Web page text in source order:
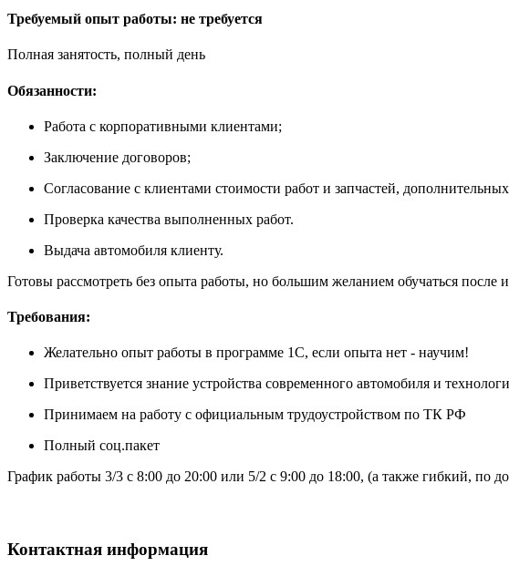
Требуемый опыт работы: не требуется
Полная занятость, полный день
Обязанности:
Работа с корпоративными клиентами;
Заключение договоров;
Согласование с клиентами стоимости работ и запчастей,
Проверка качества выполненных работ.
Выдача автомобиля клиенту.
Готовы рассмотреть без опыта работы, но большим желанием обучаться
Требования:
Желательно опыт работы в программе 1С, если опыта нет - научим!
Приветствуется знание устройства современного автомобиля и
Принимаем на работу с официальным трудоустройством по ТК РФ
Полный соц.пакет
График работы 3/3 с 8:00 до 20:00 или 5/2 с 9:00 до 18:00, (а также гибкий, по
Контактная информация